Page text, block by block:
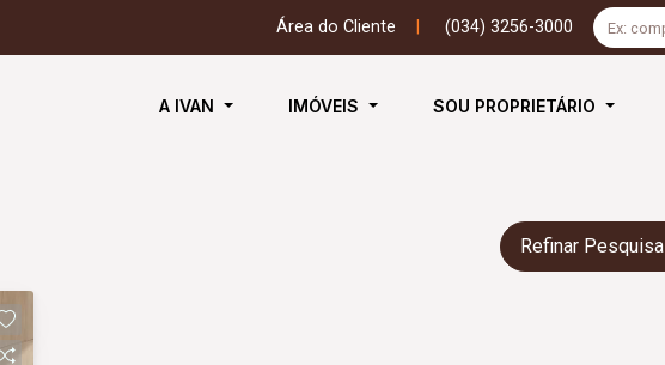
Área do Cliente (034) 3256-3000
A IVAN IMÓVEIS SOU PROPRIETÁRIO
Refinar Pesquisa